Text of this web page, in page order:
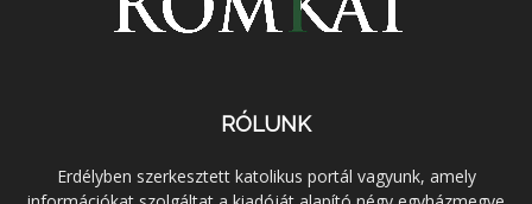
RÓLUNK
Erdélyben szerkesztett katolikus portál vagyunk, amely